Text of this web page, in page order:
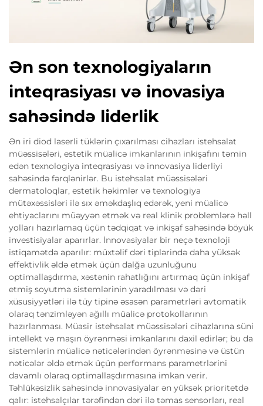
Ən son texnologiyaların
inteqrasiyası və inovasiya
sahəsində liderlik
Ən iri diod laserli tüklərin çıxarılması cihazları istehsalat
müəssisələri, estetik müalicə imkanlarının inkişafını təmin
edən texnologiya inteqrasiyası və innovasiya liderliyi
sahəsində fərqlənirlər. Bu istehsalat müəssisələri
dermatoloqlar, estetik həkimlər və texnologiya
mütəxəssisləri ilə sıx əməkdaşlıq edərək, yeni müalicə
ehtiyaclarını müəyyən etmək və real klinik problemlərə həll
yolları hazırlamaq üçün tədqiqat və inkişaf sahəsində böyük
investisiyalar aparırlar. İnno­vasiyalar bir neçə texnoloji
istiqamətdə aparılır: müxtəlif dəri tiplərində daha yüksək
effektivlik əldə etmək üçün dalğa uzunluğunu
optimallaşdırma, xəstənin rahatlığını artırmaq üçün inkişaf
etmiş soyutma sistemlərinin yaradılması və dəri
xüsusiyyətləri ilə tüy tipinə əsasən parametrləri avtomatik
olaraq tənzimləyən ağıllı müalicə protokollarının
hazırlanması. Müasir istehsalat müəssisələri cihazlarına süni
intellekt və maşın öyrənməsi imkanlarını daxil edirlər; bu da
sistemlərin müalicə nəticələrindən öyrənməsinə və üstün
nəticələr əldə etmək üçün performans parametrlərini
davamlı olaraq optimallaşdırmasına imkan verir.
Təhlükəsizlik sahəsində innovasiyalar ən yüksək prioritetdə
qalır: istehsalçılar tərəfindən dəri ilə təmas sensorları, real